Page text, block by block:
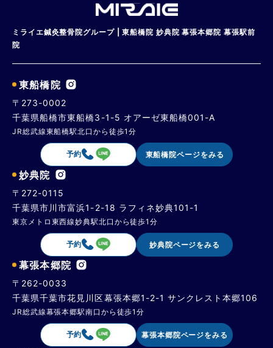
ミライエ鍼灸整骨院グループ | 東船橋院 妙典院 幕張本郷院 幕張駅前
院
東船橋院
〒273-0002
千葉県船橋市東船橋3-1-5 オアーゼ東船橋001-A
JR総武線東船橋駅北口から徒歩1分
予約 東船橋院ページをみる
妙典院
〒272-0115
千葉県市川市富浜1-2-18 ラフィネ妙典101-1
東京メトロ東西線妙典駅北口から徒歩1分
予約 妙典院ページをみる
幕張本郷院
〒262-0033
千葉県千葉市花見川区幕張本郷1-2-1 サンクレスト本郷106
JR総武線幕張本郷駅南口から徒歩1分
予約 幕張本郷院ページをみる